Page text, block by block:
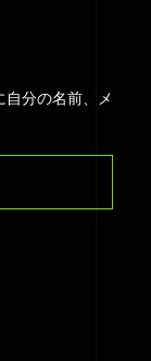
分の名前、メ